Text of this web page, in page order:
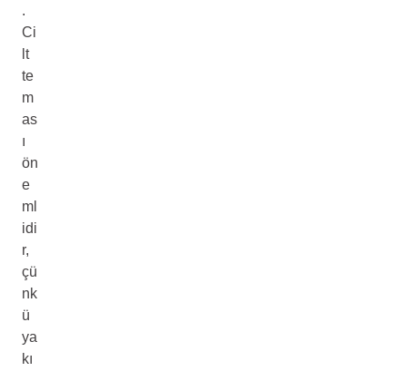
.
Ci
lt
te
m
as
ı
ön
e
ml
idi
r,
çü
nk
ü
ya
kı